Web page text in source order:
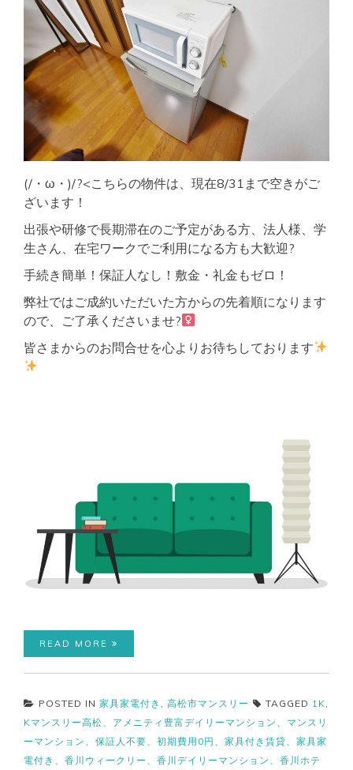
(/・ω・)/?<こちらの物件は、現在8/31まで空きがご
ざいます！
出張や研修で長期滞在のご予定がある方、法人様、学
生さん、在宅ワークでご利用になる方も大歓迎?
手続き簡単！保証人なし！敷金・礼金もゼロ！
弊社ではご成約いただいた方からの先着順になります
ので、ご了承くださいませ?‍
皆さまからのお問合せを心よりお待ちしております
READ MORE
POSTED IN 家具家電付き , 高松市マンスリー TAGGED 1K,
Kマンスリー高松、アメニティ豊富デイリーマンション、マンスリ
ーマンション、保証人不要、初期費用0円、家具付き賃貸、家具家
電付き、香川ウィークリー、香川デイリーマンション、香川ホテ